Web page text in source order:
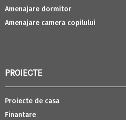
Amenajare dormitor
Amenajare camera copilului
PROIECTE
Proiecte de casa
Finantare